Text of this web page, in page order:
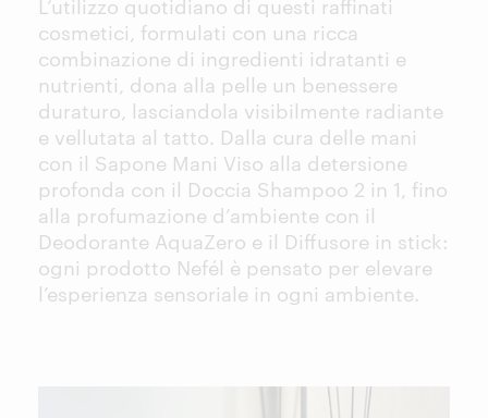
L’utilizzo quotidiano di questi raffinati
cosmetici, formulati con una ricca
combinazione di ingredienti idratanti e
nutrienti, dona alla pelle un benessere
duraturo, lasciandola visibilmente radiante
e vellutata al tatto. Dalla cura delle mani
con il Sapone Mani Viso alla detersione
profonda con il Doccia Shampoo 2 in 1, fino
alla profumazione d’ambiente con il
Deodorante AquaZero e il Diffusore in stick:
ogni prodotto Nefél è pensato per elevare
l’esperienza sensoriale in ogni ambiente.